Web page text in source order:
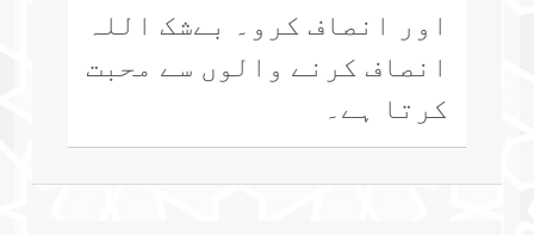
اور انصاف کرو۔ بےشک اللہ
انصاف کرنے والوں سے محبت
کرتا ہے۔